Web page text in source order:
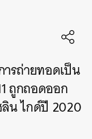
รถ่ายทอดเป็น
ถูกถอดออก
น ไกด์ปี 2020